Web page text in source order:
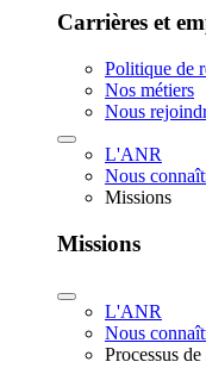
Carrières et
Politique de
Nos métiers
Nous
L'ANR
Nous
Missions
Missions
L'ANR
Nous
Processus